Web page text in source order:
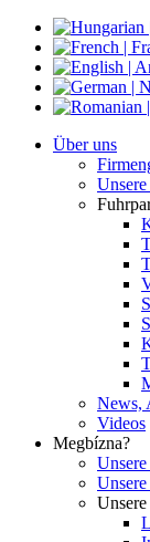
Über uns
News,
Videos
Megbízna?